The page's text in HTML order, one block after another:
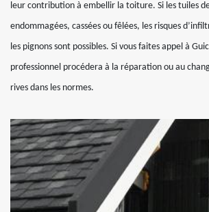
leur contribution à embellir la toiture. Si les tuiles
endommagées, cassées ou fêlées, les risques
les pignons sont possibles. Si vous faites appel à
professionnel procédera à la réparation ou au
rives dans les normes.